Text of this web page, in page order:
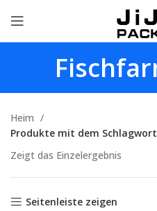
Heim
Produkte mit dem
Zeigt das Einzelergebnis
Seitenleiste zeigen